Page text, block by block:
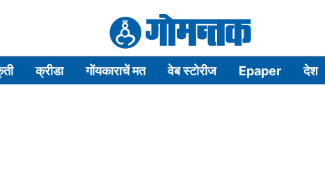
क्रीडा गोंयकाराचें मत वेब स्टोरीज Epaper देश